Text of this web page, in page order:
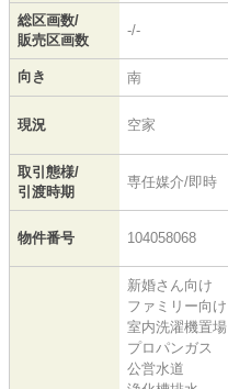
総区画数/
販売区画数
-/-
向き 南
現況 空家
取引態様/
引渡時期
専任媒介/即時
物件番号 104058068
新婚さん向け
ファミリー向け
室内洗濯機置場
プロパンガス
公営水道